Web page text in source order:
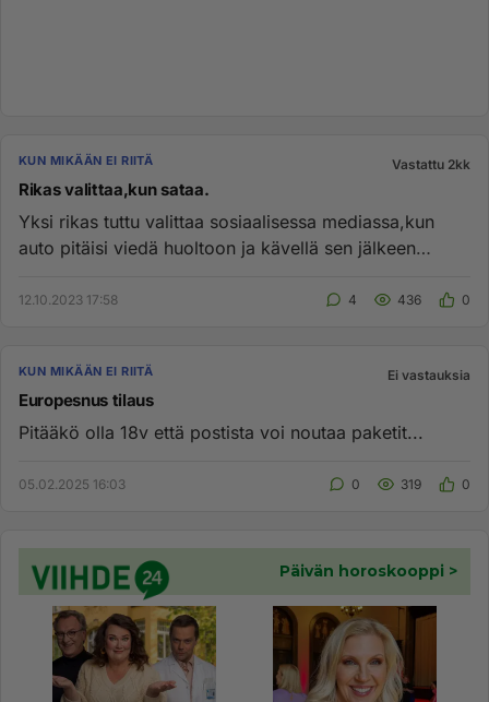
KUN MIKÄÄN EI RIITÄ Vastattu 2kk
Rikas valittaa,kun sataa.
Yksi rikas tuttu valittaa sosiaalisessa mediassa,kun
auto pitäisi viedä huoltoon ja kävellä sen jälkeen
12.10.2023 17:58 4 436 0
KUN MIKÄÄN EI RIITÄ Ei vastauksia
Europesnus tilaus
Pitääkö olla 18v että postista voi noutaa paketit...
05.02.2025 16:03 0 319 0